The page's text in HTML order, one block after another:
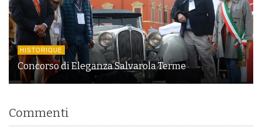
HISTORIQUE
Concorso di Eleganza Salvarola Terme
Commenti